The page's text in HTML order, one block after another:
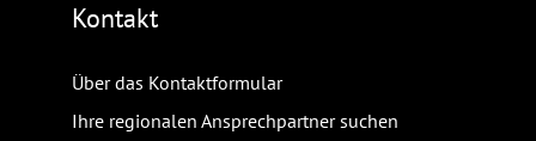
Kontakt
Über das Kontaktformular
Ihre regionalen Ansprechpartner suchen